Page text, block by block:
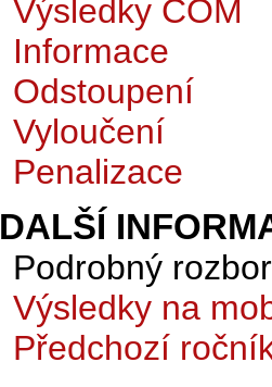
Výsledky COM
Informace
Odstoupení
Vyloučení
Penalizace
DALŠÍ
Podrobný
Výsledky na
Předchozí